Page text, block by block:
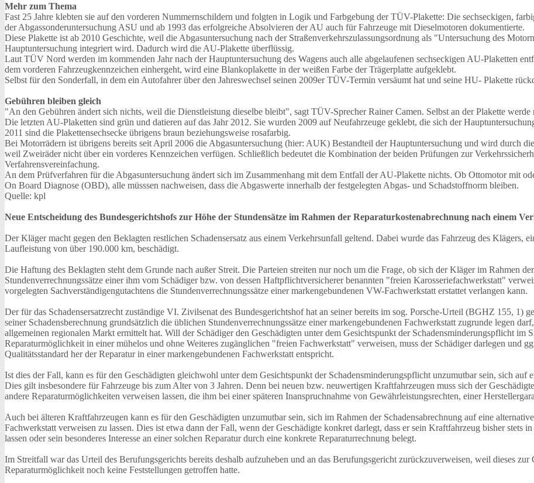
Mehr zum Thema
Fast 25 Jahre klebten sie auf den vorderen Nummernschildern und folgten in Logik und Farbgebung der TÜV-Plakette: Die sechseckigen,
der Abgassonderuntersuchung ASU und ab 1993 das erfolgreiche Absolvieren der AU auch für Fahrzeuge mit Dieselmotoren dokumentierte.
Diese Plakette ist ab 2010 Geschichte, weil die Abgasuntersuchung nach der Straßenverkehrszulassungsordnung als "Untersuchung des
Hauptuntersuchung integriert wird. Dadurch wird die AU-Plakette überflüssig.
Laut TÜV Nord werden im kommenden Jahr nach der Hauptuntersuchung des Wagens auch alle abgelaufenen sechseckigen AU-Plaketten
dem vorderen Fahrzeugkennzeichen einhergeht, wird eine Blankoplakette in der weißen Farbe der Trägerplatte aufgeklebt.
Selbst für den Sonderfall, in dem ein Autofahrer über den Jahreswechsel seinen 2009er TÜV-Termin versäumt hat und seine HU- Plakette
Gebühren bleiben gleich
"An den Gebühren ändert sich nichts, weil die Dienstleistung dieselbe bleibt", sagt TÜV-Sprecher Rainer Camen. Selbst an der Plakette werde
Die letzten AU-Plaketten sind grün und datieren auf das Jahr 2012. Sie wurden 2009 auf Neufahrzeuge geklebt, die sich der
2011 sind die Plakettensechsecke übrigens braun beziehungsweise rosafarbig.
Bei Motorrädern ist übrigens bereits seit April 2006 die Abgasuntersuchung (hier: AUK) Bestandteil der Hauptuntersuchung und wird durch
weil Zweiräder nicht über ein vorderes Kennzeichen verfügen. Schließlich bedeutet die Kombination der beiden Prüfungen zur
Verfahrensvereinfachung.
An dem Prüfverfahren für die Abgasuntersuchung ändert sich im Zusammenhang mit dem Entfall der AU-Plakette nichts. Ob Ottomotor mit
On Board Diagnose (OBD), alle müsssen nachweisen, dass die Abgaswerte innerhalb der festgelegten Abgas- und Schadstoffnorm bleiben.
Quelle: kpl
Neue Entscheidung des Bundesgerichtshofs zur Höhe der Stundensätze im Rahmen der Reparaturkostenabrechnung nach einem
Der Kläger macht gegen den Beklagten restlichen Schadensersatz aus einem Verkehrsunfall geltend. Dabei wurde das Fahrzeug des
Laufleistung von über 190.000 km, beschädigt.
Die Haftung des Beklagten steht dem Grunde nach außer Streit. Die Parteien streiten nur noch um die Frage, ob sich der Kläger im Rahmen
Stundenverrechnungssätze einer ihm vom Schädiger bzw. von dessen Haftpflichtversicherer benannten "freien Karosseriefachwerkstatt"
vorgelegten Sachverständigengutachtens die Stundenverrechnungssätze einer markengebundenen VW-Fachwerkstatt erstattet verlangen kann.
Der für das Schadensersatzrecht zuständige VI. Zivilsenat des Bundesgerichtshof hat an seiner bereits im sog. Porsche-Urteil (BGHZ 155, 1)
seiner Schadensberechnung grundsätzlich die üblichen Stundenverrechnungssätze einer markengebundenen Fachwerkstatt zugrunde legen
allgemeinen regionalen Markt ermittelt hat. Will der Schädiger den Geschädigten unter dem Gesichtspunkt der Schadensminderungspflicht im
Reparaturmöglichkeit in einer mühelos und ohne Weiteres zugänglichen "freien Fachwerkstatt" verweisen, muss der Schädiger darlegen und
Qualitätsstandard her der Reparatur in einer markengebundenen Fachwerkstatt entspricht.
Ist dies der Fall, kann es für den Geschädigten gleichwohl unter dem Gesichtspunkt der Schadensminderungspflicht unzumutbar sein, sich auf
Dies gilt insbesondere für Fahrzeuge bis zum Alter von 3 Jahren. Denn bei neuen bzw. neuwertigen Kraftfahrzeugen muss sich der
andere Reparaturmöglichkeiten verweisen lassen, die ihm bei einer späteren Inanspruchnahme von Gewährleistungsrechten, einer
Auch bei älteren Kraftfahrzeugen kann es für den Geschädigten unzumutbar sein, sich im Rahmen der Schadensabrechnung auf eine
Fachwerkstatt verweisen zu lassen. Dies ist etwa dann der Fall, wenn der Geschädigte konkret darlegt, dass er sein Kraftfahrzeug bisher stets
lassen oder sein besonderes Interesse an einer solchen Reparatur durch eine konkrete Reparaturrechnung belegt.
Im Streitfall war das Urteil des Berufungsgerichts bereits deshalb aufzuheben und an das Berufungsgericht zurückzuverweisen, weil dieses
Reparaturmöglichkeit noch keine Feststellungen getroffen hatte.